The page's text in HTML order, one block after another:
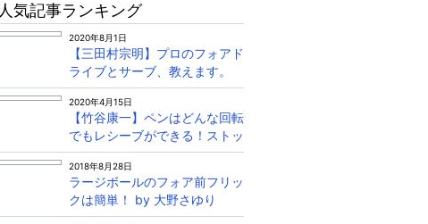
人気記事ランキング
2020年8月1日
【三田村宗明】プロのフォアド
ライブとサーブ、教えます。
2020年4月15日
【竹谷康一】ペンはどんな回転
でもレシーブができる！ストッ
プの技術を身につけてミス減ら
そう！
2018年8月28日
ラージボールのフォア前フリッ
クは簡単！ by 大野さゆり